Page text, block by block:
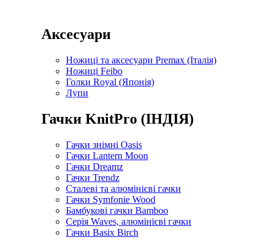
Аксесуари
Ножиці та аксесуари Premax (Італія)
Ножиці Feibo
Голки Royal (Японія)
Лупи
Гачки KnitPro (ІНДІЯ)
Гачки знімні Oasis
Гачки Lantern Moon
Гачки Dreamz
Гачки Trendz
Сталеві та алюмінієві гачки
Гачки Symfonie Wood
Бамбукові гачки Bamboo
Серія Waves, алюмінієві гачки
Гачки Basix Birch